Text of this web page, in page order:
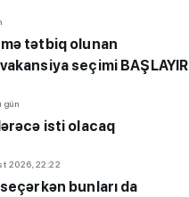
tətbiq olunan
seçimi BAŞLAYIR
gün
isti olacaq
2026, 22:22
bunları da